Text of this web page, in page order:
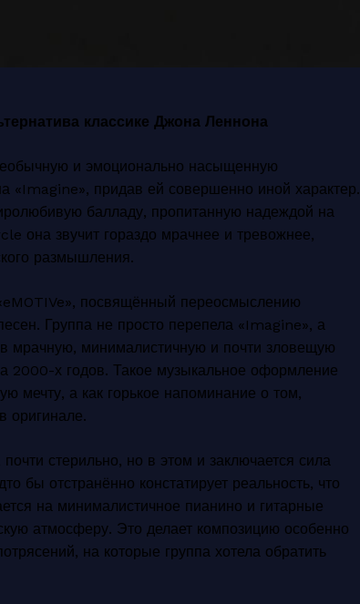
классике Джона Леннона
и эмоционально насыщенную
«Imagine», придав ей совершенно иной характер.
балладу, пропитанную надеждой на
она звучит гораздо мрачнее и тревожнее,
размышления.
посвящённый переосмыслению
Группа не просто перепела «Imagine», а
мрачную, минималистичную и почти зловещую
2000-х годов. Такое музыкальное оформление
мечту, а как горькое напоминание о том,
оригинале.
стерильно, но в этом и заключается сила
бы отстранённо констатирует реальность, что
на минималистичное пианино и гитарные
атмосферу. Это делает композицию особенно
на которые группа хотела обратить